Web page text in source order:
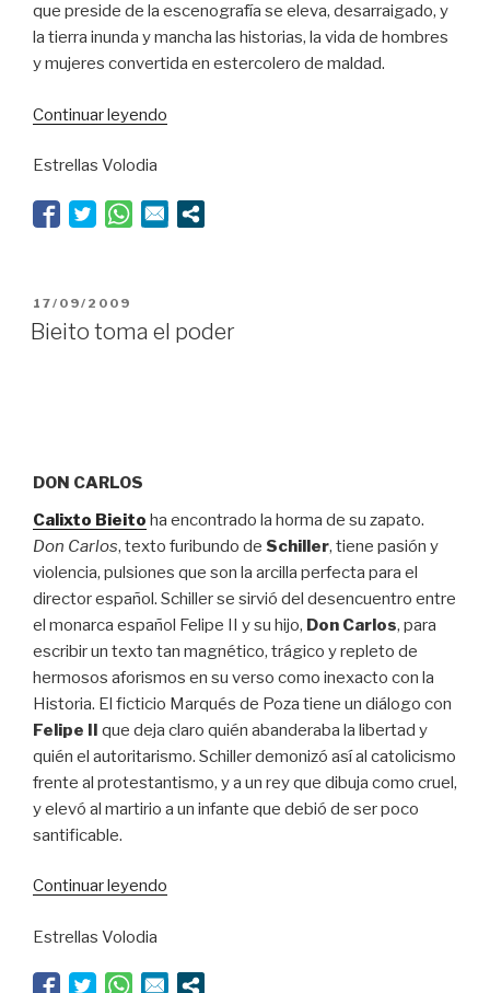
que preside de la escenografía se eleva, desarraigado, y
la tierra inunda y mancha las historias, la vida de hombres
y mujeres convertida en estercolero de maldad.
Continuar leyendo
las
Estrellas Volodia
PUBLICADO
EL
17/09/2009
Bieito toma el poder
DON CARLOS
Calixto Bieito ha encontrado la horma de su zapato.
Don Carlos, texto furibundo de Schiller, tiene pasión y
violencia, pulsiones que son la arcilla perfecta para el
director español. Schiller se sirvió del desencuentro entre
el monarca español Felipe II y su hijo, Don Carlos, para
escribir un texto tan magnético, trágico y repleto de
hermosos aforismos en su verso como inexacto con la
Historia. El ficticio Marqués de Poza tiene un diálogo con
Felipe II que deja claro quién abanderaba la libertad y
quién el autoritarismo. Schiller demonizó así al catolicismo
frente al protestantismo, y a un rey que dibuja como cruel,
y elevó al martirio a un infante que debió de ser poco
santificable.
Continuar leyendo
Estrellas Volodia